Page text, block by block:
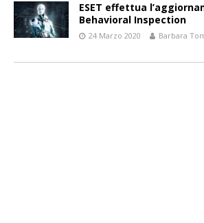
ESET effettua
Behavioral Inspection
24 Marzo 2020 Barbara